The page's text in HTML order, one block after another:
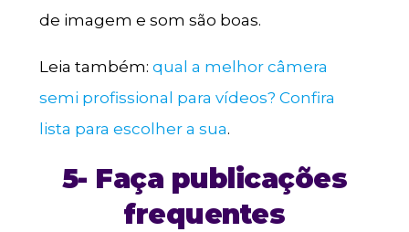
de imagem e som são boas.
Leia também: qual a melhor câmera
semi profissional para vídeos? Confira
lista para escolher a sua.
5- Faça publicações
frequentes